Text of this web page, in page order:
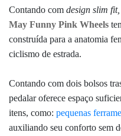
Contando com design slim fit,
May Funny Pink Wheels
construída para a anatomia
ciclismo de estrada.
Contando com dois bolsos
pedalar oferece espaço
itens, como: pequenas
auxiliando seu conforto sem